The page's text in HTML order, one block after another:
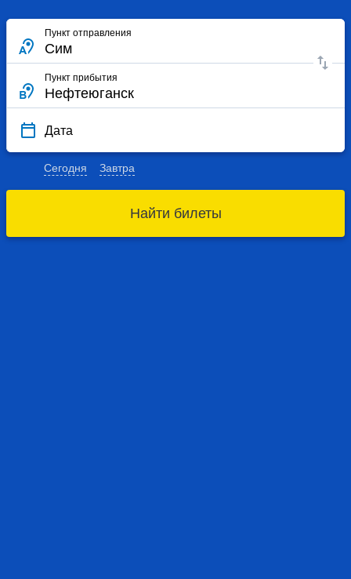
Пункт отправления
Пункт прибытия
Дата
Сегодня Завтра
Найти билеты